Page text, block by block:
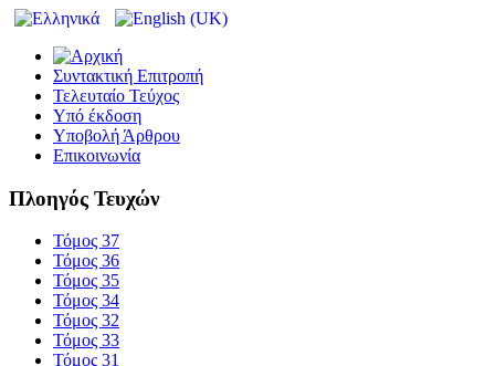
Συντακτική Επιτροπή
Τελευταίο Τεύχος
Υπό έκδοση
Υποβολή Άρθρου
Επικοινωνία
Πλοηγός Τευχών
Τόμος 37
Τόμος 36
Τόμος 35
Τόμος 34
Τόμος 32
Τόμος 33
Τόμος 31